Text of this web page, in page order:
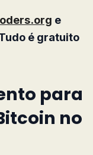
e
é gratuito
para
no